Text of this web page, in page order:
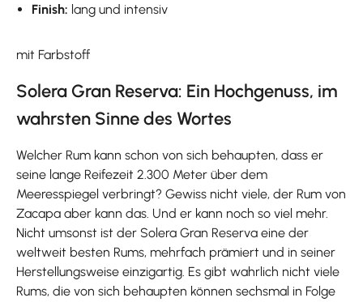
Finish: lang und intensiv
mit Farbstoff
Solera Gran Reserva: Ein Hochgenuss, im
wahrsten Sinne des Wortes
Welcher Rum kann schon von sich behaupten, dass er
seine lange Reifezeit 2.300 Meter über dem
Meeresspiegel verbringt? Gewiss nicht viele, der Rum von
Zacapa aber kann das. Und er kann noch so viel mehr.
Nicht umsonst ist der Solera Gran Reserva eine der
weltweit besten Rums, mehrfach prämiert und in seiner
Herstellungsweise einzigartig. Es gibt wahrlich nicht viele
Rums, die von sich behaupten können sechsmal in Folge